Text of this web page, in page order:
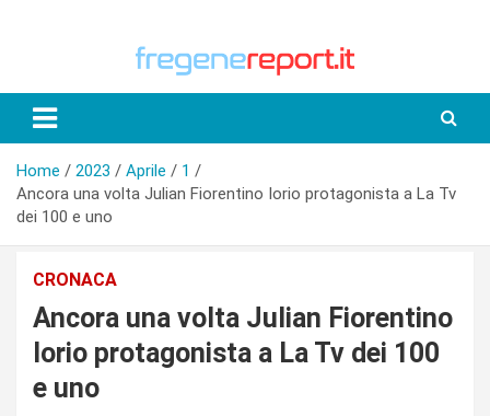
Home 2023 Aprile
1
Ancora una volta Julian Fiorentino Iorio protagonista a La Tv
dei 100 e uno
CRONACA
Ancora una volta Julian Fiorentino
Iorio protagonista a La Tv dei 100
e uno